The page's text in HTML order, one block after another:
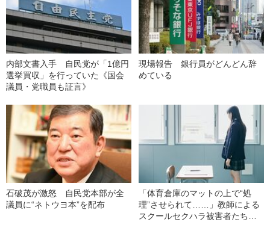
内部文書入手 自民党が「1億円
選挙買収」を行っていた《国会
議員・党職員も証言》
現場報告 銀行員がどんどん辞
めている
石破茂が激怒 自民党本部が全
議員に“ネトウヨ本”を配布
「体育倉庫のマットの上で“処
理”させられて……」教師による
スクールセクハラ被害者たちが